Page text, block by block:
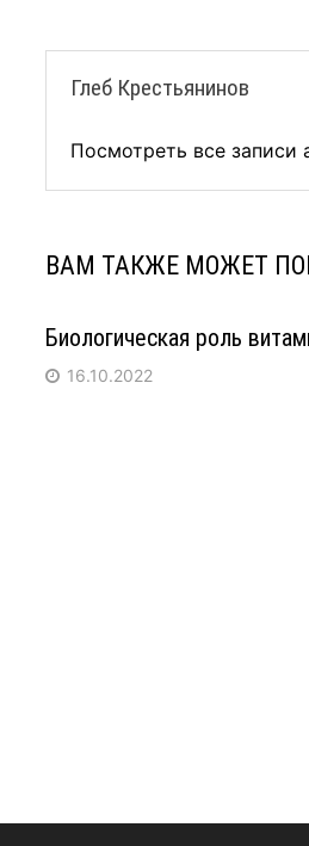
Глеб Крестьянинов
Посмотреть все записи
ВАМ ТАКЖЕ МОЖЕТ
Биологическая роль
16.10.2022